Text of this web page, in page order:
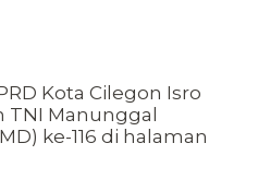
Kota Cilegon Isro
TNI Manunggal
ke-116 di halaman